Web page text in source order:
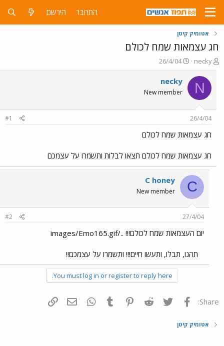
התחבר הירשם
אטומיק קיטן
חג עצמאות שמח לכולם
פ
ו
ת
ח
ה
ש
א
necky
פ
ו
ר
ס
ם
ר
26/4/04
N
necky
New member
26/4/04
#1
חג עצמאות שמח לכולם
חג עצמאות שמח לכולם תצאו לבלות ותשמרו על עצמכם
C
C honey
New member
27/4/04
#2
יום העצמאות שמח לכולם!!! ../images/Emo165.gif
תהנו, תבלו, ותעשו חיים!!! ותשמרו על עצמכם!!
You must log in or register to reply here.
Share: פייסבוק Twitter
Reddit
Pinterest
Tumblr
WhatsAppדואר אלקטרוני
אטומיק קיטן